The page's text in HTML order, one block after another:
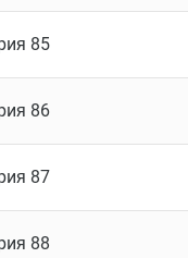
85
86
87
88